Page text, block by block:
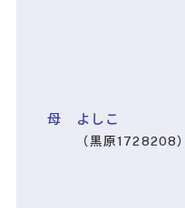
母 よしこ
（黒原1728208）